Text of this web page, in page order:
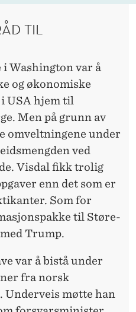
TIL
i Washington var å
og økonomiske
USA hjem til
Men på grunn av
omveltningene under
ved
Visdal fikk trolig
enn det som er
Som for
til Støre-
Trump.
var å bistå under
fra norsk
møtte han